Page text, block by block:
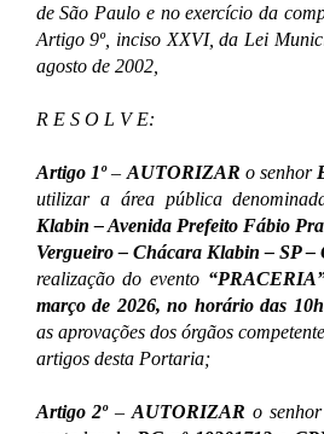
de São Paulo e no exercício da
Artigo 9º, inciso XXVI, da Lei
agosto de 2002,
R E S O L V E:
Artigo 1º– AUTORIZAR o senhor
utilizar a área pública
Klabin – Avenida Prefeito Fábio
Vergueiro – Chácara Klabin – SP –
realização do evento
março de 2026, no horário das
as aprovações dos órgãos
artigos desta Portaria;
Artigo 2º–AUTORIZAR o senhor